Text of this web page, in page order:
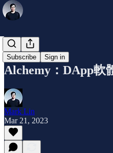
Subscribe Sign in
公司介紹
Alchemy：DApp軟
Mark Lin
Mar 21, 2023